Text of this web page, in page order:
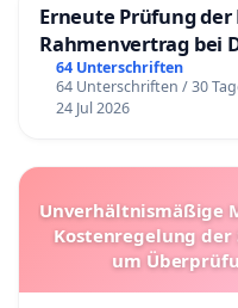
Erneute Prüfung
Rahmenvertrag bei
64 Unterschriften
64 Unterschriften / 30
24 Jul 2026
Unverhältnismäßige
Kostenregelung
um